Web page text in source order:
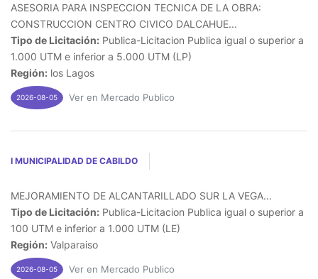
ASESORIA PARA INSPECCION TECNICA DE LA OBRA:
CONSTRUCCION CENTRO CIVICO DALCAHUE...
Tipo de Licitación: Publica-Licitacion Publica igual o superior a
1.000 UTM e inferior a 5.000 UTM (LP)
Región: los Lagos
2026-08-05 Ver en Mercado Publico
I MUNICIPALIDAD DE CABILDO
MEJORAMIENTO DE ALCANTARILLADO SUR LA VEGA...
Tipo de Licitación: Publica-Licitacion Publica igual o superior a
100 UTM e inferior a 1.000 UTM (LE)
Región: Valparaiso
2026-08-05 Ver en Mercado Publico